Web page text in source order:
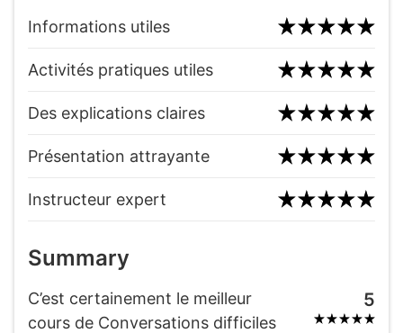
Informations utiles
Activités pratiques utiles
Des explications claires
Présentation attrayante
Instructeur expert
Summary
C’est certainement le meilleur
cours de Conversations difficiles
5